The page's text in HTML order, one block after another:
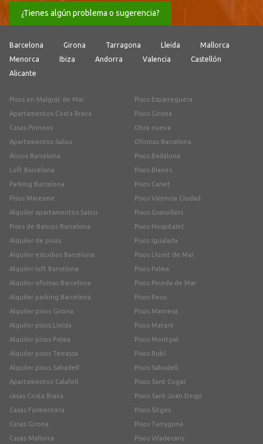
¿Tienes algún problema o sugerencia?
Barcelona Girona Tarragona Lleida
Mallorca
Menorca
Ibiza Andorra Valencia
Castellón
Alicante
Pisos en Malgrat de Mar
Apartamentos Costa Brava
Casas Pirineos
Apartamentos Salou
Áticos Barcelona
Loft Barcelona
Parking Barcelona
Pisos Maresme
Alquiler apartamentos Salou
Pisos de Bancos Barcelona
Alquiler de pisos
Alquiler estudios Barcelona
Alquiler loft Barcelona
Alquiler oficinas Barcelona
Alquiler parking Barcelona
Alquiler pisos Girona
Alquiler pisos Lleida
Alquiler pisos Palma
Alquiler pisos Terrassa
Alquiler pisos Sabadell
Apartamentos Calafell
casas Costa Brava
Casas Formentera
Casas Girona
Casas Mallorca
Pisos Esparreguera
Pisos Girona
Obra nueva
Oficinas Barcelona
Pisos Badalona
Pisos Blanes
Pisos Canet
Pisos Valencia Ciudad
Pisos Granollers
Pisos Hospitalet
Pisos Igualada
Pisos Lloret de Mar
Pisos Palma
Pisos Pineda de Mar
Pisos Reus
Pisos Manresa
Pisos Mataró
Pisos Montgat
Pisos Rubí
Pisos Sabadell
Pisos Sant Cugat
Pisos Sant Joan Despí
Pisos Sitges
Pisos Tarragona
Pisos Viladecans